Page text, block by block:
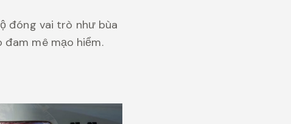
đóng vai trò như bùa
mê mạo hiểm.